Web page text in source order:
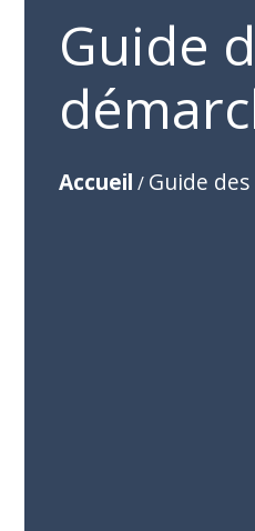
Guide
Accueil / Guide